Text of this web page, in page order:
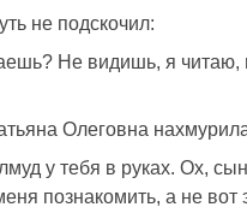
не подскочил:
Не видишь, я читаю,
Олеговна
у тебя в руках. Ох,
познакомить, а не вот